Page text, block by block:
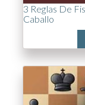
3 Reglas De
Caballo